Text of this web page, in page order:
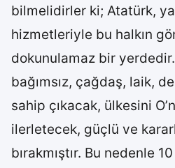
bilmelidirler ki; Atatürk,
hizmetleriyle bu halkın
dokunulamaz bir
bağımsız, çağdaş, laik,
sahip çıkacak, ülkesini
ilerletecek, güçlü ve
bırakmıştır. Bu nedenle